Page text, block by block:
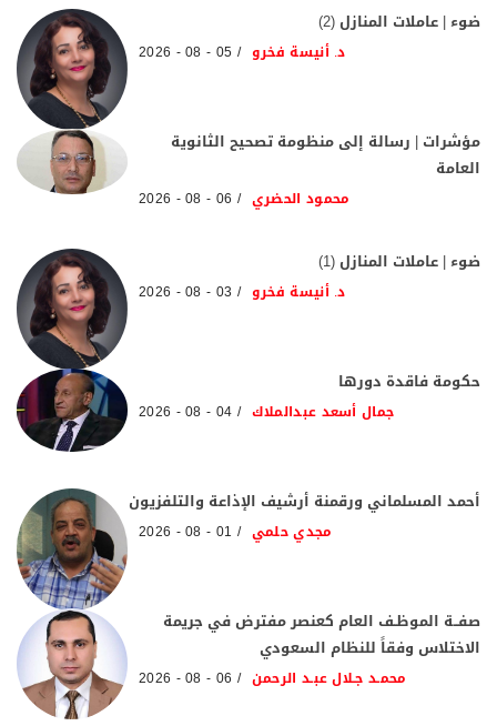
ضوء | عاملات المنازل (2)
د. أنيسة فخرو 05 - 08 - 2026
مؤشرات | رسالة إلى منظومة تصحيح الثانوية
العامة
محمود الحضري 06 - 08 - 2026
ضوء | عاملات المنازل (1)
د. أنيسة فخرو 03 - 08 - 2026
حكومة فاقدة دورها
جمال أسعد عبدالملاك 04 - 08 - 2026
أحمد المسلماني ورقمنة أرشيف الإذاعة والتلفزيون
مجدي حلمي 01 - 08 - 2026
صفــة الموظـف العام كعنصر مفترض في جريمة
الاختلاس وفقاً للنظام السعودي
محمـد جـلال عبـد الرحمن 06 - 08 - 2026